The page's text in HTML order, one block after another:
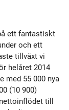
ett fantastiskt
och ett
tillväxt vi
helåret 2014
med 55 000 nya
(10 900)
till